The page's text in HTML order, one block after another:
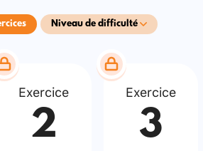
Niveau de difficulté
Exercice
2
Exercice
3